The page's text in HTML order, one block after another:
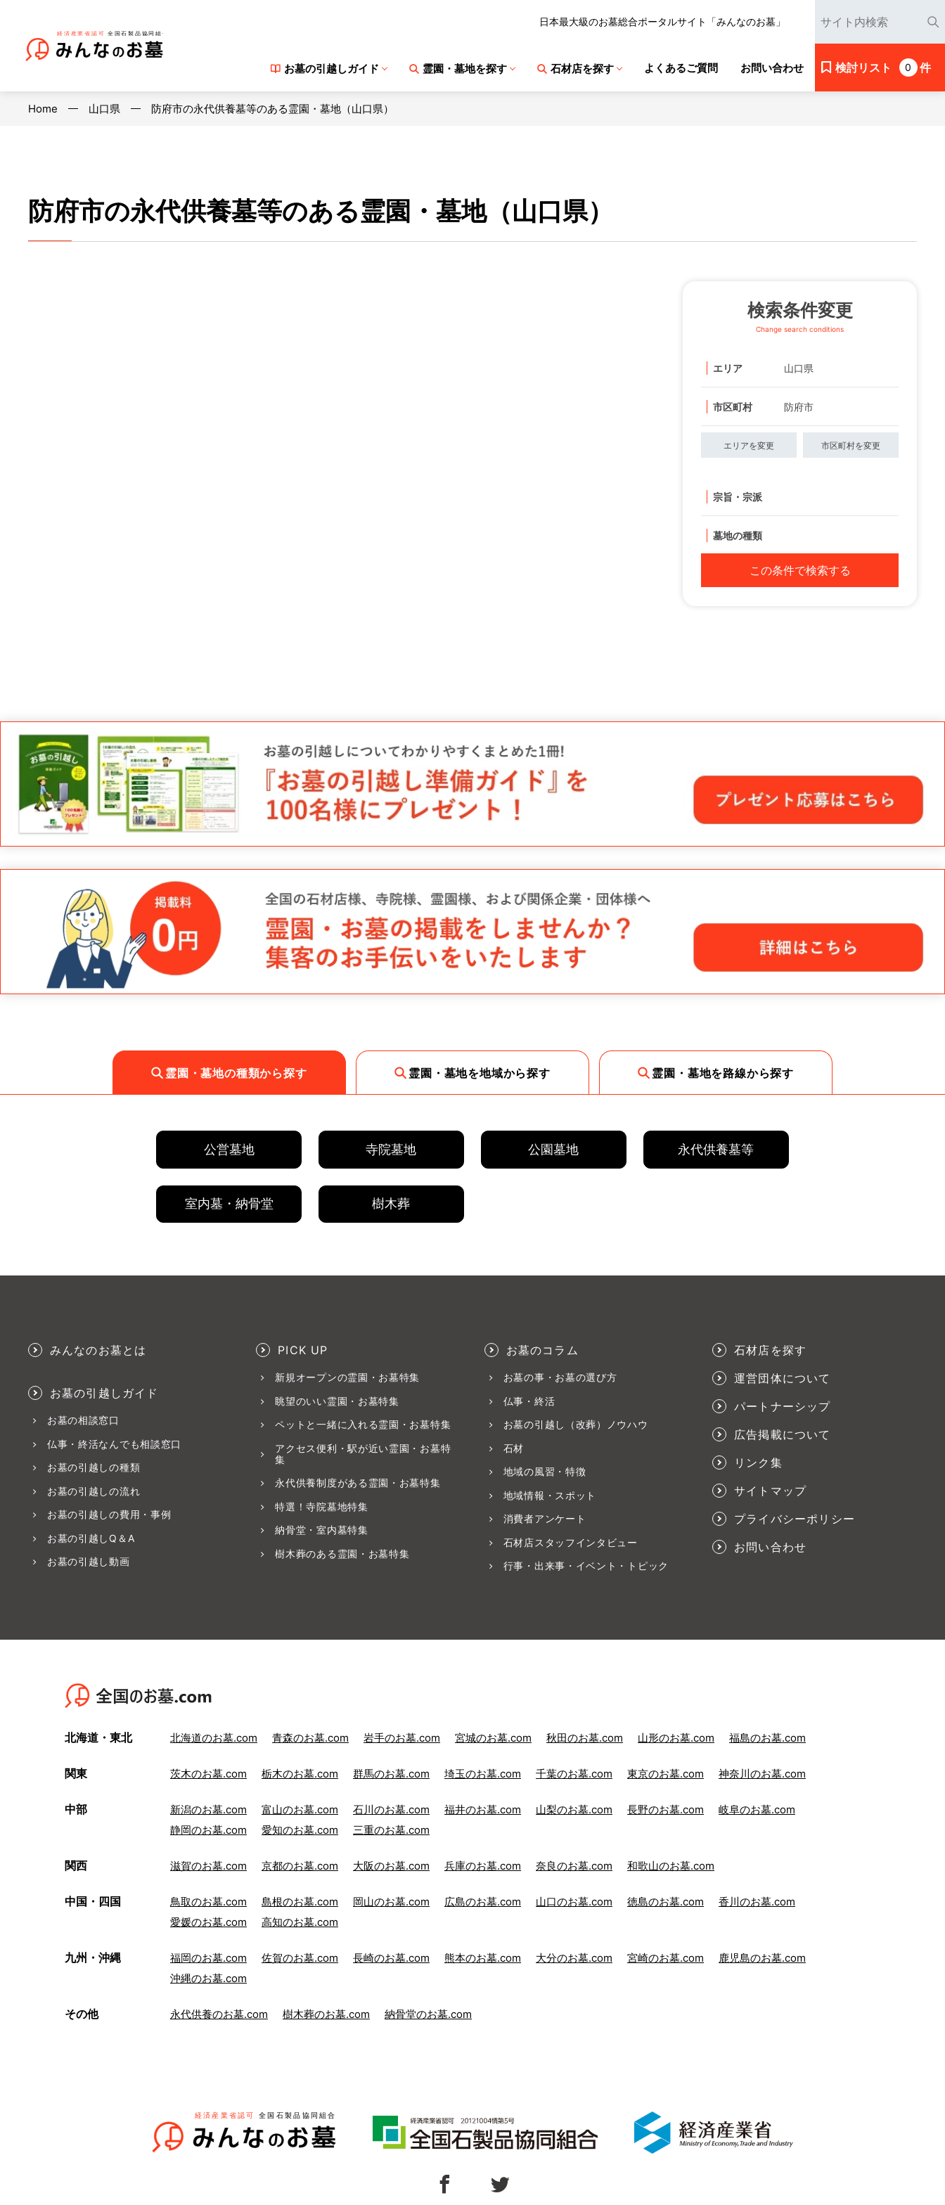
日本最大級のお墓総合ポータルサイト「みんなのお墓」
お墓の引越しガイド 霊園・墓地を探す 石材店を探す よくあるご質問 お問い合わせ 検討リスト 0 件
Home 山口県 防府市の永代供養墓等のある霊園・墓地（山口県）
防府市の永代供養墓等のある霊園・墓地（山口県）
検索条件変更
Change search conditions
エリア 山口県
市区町村 防府市
エリアを変更 市区町村を変更
宗旨・宗派
墓地の種類
この条件で検索する
霊園・墓地の種類から探す 霊園・墓地を地域から探す 霊園・墓地を路線から探す
公営墓地 寺院墓地 公園墓地 永代供養墓等
室内墓・納骨堂 樹木葬
みんなのお墓とは
お墓の引越しガイド
お墓の相談窓口
仏事・終活なんでも相談窓口
お墓の引越しの種類
お墓の引越しの流れ
お墓の引越しの費用・事例
お墓の引越しQ＆A
お墓の引越し動画
PICK UP
新規オープンの霊園・お墓特集
眺望のいい霊園・お墓特集
ペットと一緒に入れる霊園・お墓特集
アクセス便利・駅が近い霊園・お墓特
集
永代供養制度がある霊園・お墓特集
特選！寺院墓地特集
納骨堂・室内墓特集
樹木葬のある霊園・お墓特集
お墓のコラム
お墓の事・お墓の選び方
仏事・終活
お墓の引越し（改葬）ノウハウ
石材
地域の風習・特徴
地域情報・スポット
消費者アンケート
石材店スタッフインタビュー
行事・出来事・イベント・トピック
石材店を探す
運営団体について
パートナーシップ
広告掲載について
リンク集
サイトマップ
プライバシーポリシー
お問い合わせ
北海道・東北 北海道のお墓.com 青森のお墓.com 岩手のお墓.com 宮城のお墓.com 秋田のお墓.com 山形のお墓.com 福島のお墓.com
関東 茨木のお墓.com 栃木のお墓.com 群馬のお墓.com 埼玉のお墓.com 千葉のお墓.com 東京のお墓.com 神奈川のお墓.com
中部 新潟のお墓.com 富山のお墓.com 石川のお墓.com 福井のお墓.com 山梨のお墓.com 長野のお墓.com
岐阜のお墓.com
静岡のお墓.com
愛知のお墓.com 三重のお墓.com
関西 滋賀のお墓.com 京都のお墓.com 大阪のお墓.com 兵庫のお墓.com 奈良のお墓.com 和歌山のお墓.com
中国・四国 鳥取のお墓.com 島根のお墓.com 岡山のお墓.com 広島のお墓.com 山口のお墓.com 徳島のお墓.com
香川のお墓.com
愛媛のお墓.com
高知のお墓.com
九州・沖縄 福岡のお墓.com 佐賀のお墓.com 長崎のお墓.com 熊本のお墓.com 大分のお墓.com 宮崎のお墓.com
鹿児島のお墓.com
沖縄のお墓.com
その他 永代供養のお墓.com 樹木葬のお墓.com 納骨堂のお墓.com